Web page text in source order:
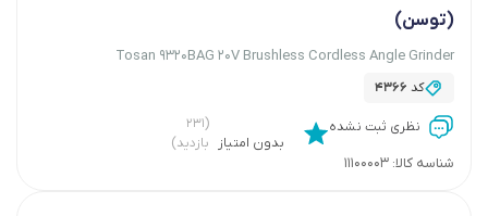
(توسن)
Tosan 9320BAG 20V Brushless Cordless Angle Grinder
کد 4366
نظری ثبت نشده
بدون امتیاز
(۲۳۱
بازدید)
شناسه کالا: 11100003